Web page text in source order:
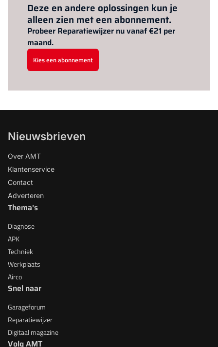
Deze en andere oplossingen kun je
alleen zien met een abonnement.
Probeer Reparatiewijzer nu vanaf €21 per
maand.
Kies een abonnement
Nieuwsbrieven
Over AMT
Klantenservice
Contact
Adverteren
Thema's
Diagnose
APK
Techniek
Werkplaats
Airco
Snel naar
Garageforum
Reparatiewijzer
Digitaal magazine
Volg AMT